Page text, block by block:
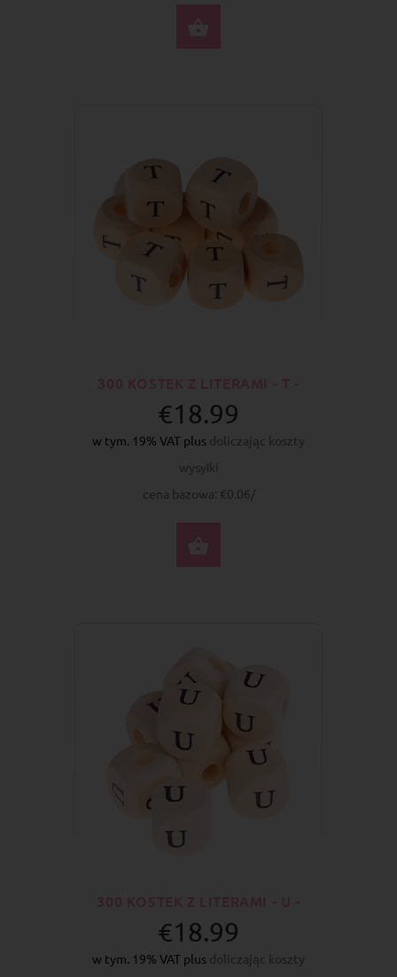
€18.99
w tym. 19% VAT plus doliczając koszty
wysyłki
cena bazowa: €0.06/
€18.99
w tym. 19% VAT plus doliczając koszty